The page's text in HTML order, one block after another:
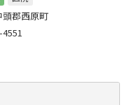
郡西原町